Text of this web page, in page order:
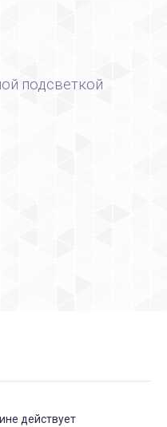
подсветкой
действует